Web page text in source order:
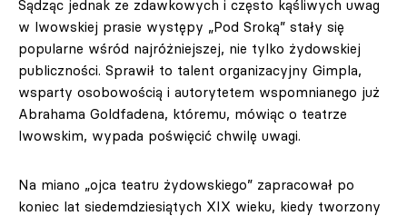
Sądząc jednak ze zdawkowych i często kąśliwych uwag
w lwowskiej prasie występy „Pod Sroką” stały się
popularne wśród najróżniejszej, nie tylko żydowskiej
publiczności. Sprawił to talent organizacyjny Gimpla,
wsparty osobowością i autorytetem wspomnianego już
Abrahama Goldfadena, któremu, mówiąc o teatrze
lwowskim, wypada poświęcić chwilę uwagi.
Na miano „ojca teatru żydowskiego” zapracował po
koniec lat siedemdziesiątych XIX wieku, kiedy tworzony